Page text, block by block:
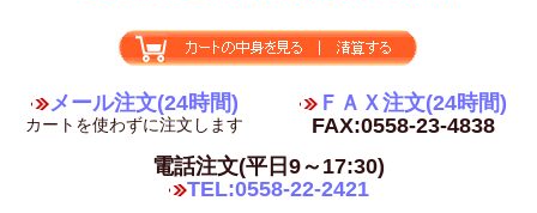
メール注文(24時間)
カートを使わずに注文します
ＦＡＸ注文(24時間)
FAX:0558-23-4838
電話注文(平日9～17:30)
TEL:0558-22-2421